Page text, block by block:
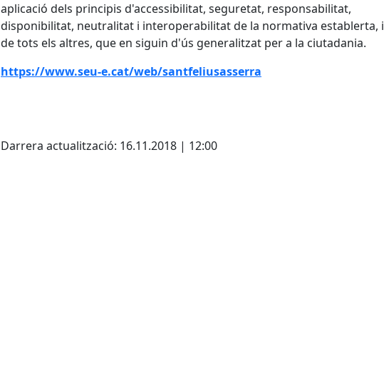
aplicació dels principis d'accessibilitat, seguretat, responsabilitat,
disponibilitat, neutralitat i interoperabilitat de la normativa establerta, i
de tots els altres, que en siguin d'ús generalitzat per a la ciutadania.
https://www.seu-e.cat/web/santfeliusasserra
Darrera actualització: 16.11.2018 | 12:00